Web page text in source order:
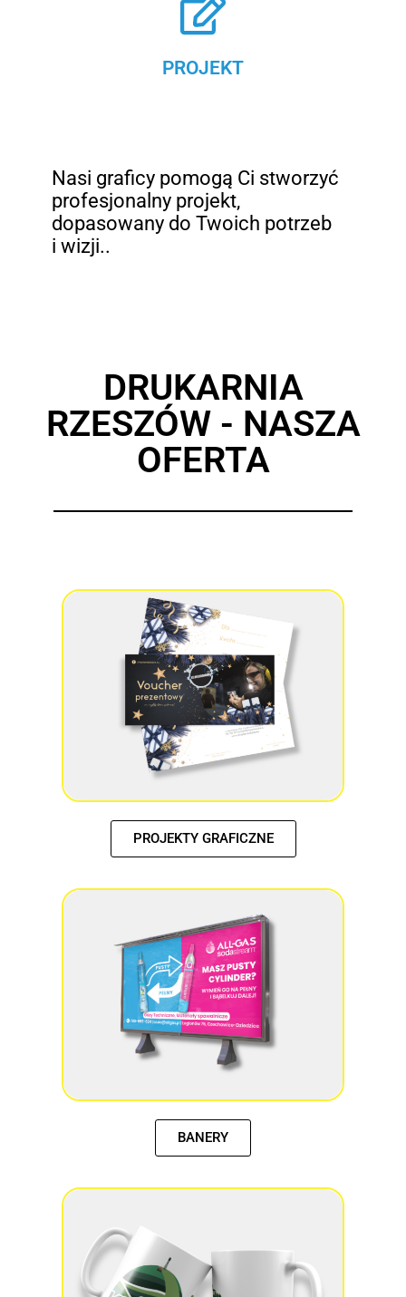
PROJEKT
Nasi graficy pomogą Ci stworzyć
profesjonalny projekt,
dopasowany do Twoich potrzeb
i wizji..
DRUKARNIA
RZESZÓW - NASZA
OFERTA
PROJEKTY GRAFICZNE
BANERY